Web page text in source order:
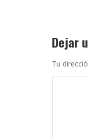
Dejar
Tu